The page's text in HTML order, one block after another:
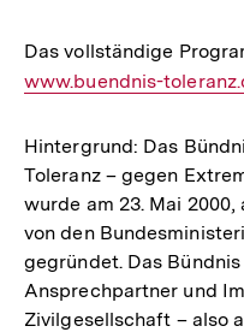
Das vollständige
www.buendnis-
Hintergrund: Das
Toleranz – gegen
wurde am 23. Mai 2000,
von den
gegründet. Das
Ansprechpartner und
Zivilgesellschaft – also